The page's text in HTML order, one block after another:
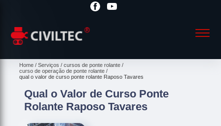
Home Serviços
cursos de ponte rolante
curso de operação de ponte rolante
qual o valor de curso ponte rolante Raposo Tavares
Qual o Valor de Curso Ponte
Rolante Raposo Tavares